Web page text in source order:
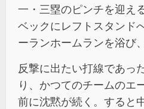
一・三塁のピンチを迎え
ベックにレフトスタンド
ーランホームランを浴び
反撃に出たい打線であっ
り、かつてのチームのエ
前に沈黙が続く。すると